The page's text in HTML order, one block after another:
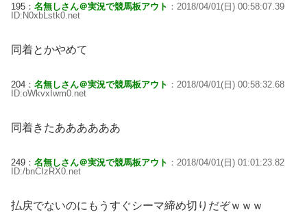
195： 名無しさん＠実況で競馬板アウト ：2018/04/01(日) 00:58:07.39
ID:N0xbLstk0.net
同着とかやめて
204： 名無しさん＠実況で競馬板アウト ：2018/04/01(日) 00:58:32.68
ID:oWkvxIwm0.net
同着きたああああああ
249： 名無しさん＠実況で競馬板アウト ：2018/04/01(日) 01:01:23.82
ID:/bnCIzRX0.net
払戻でないのにもうすぐシーマ締め切りだぞｗｗｗ